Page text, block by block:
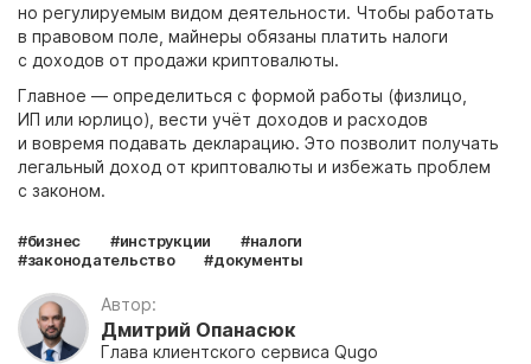
но регулируемым видом деятельности. Чтобы работать
в правовом поле, майнеры обязаны платить налоги
с доходов от продажи криптовалюты.
Главное — определиться с формой работы (физлицо,
ИП или юрлицо), вести учёт доходов и расходов
и вовремя подавать декларацию. Это позволит получать
легальный доход от криптовалюты и избежать проблем
с законом.
#бизнес #инструкции
#налоги
#законодательство
#документы
Автор:
Дмитрий Опанасюк
Глава клиентского сервиса Qugo